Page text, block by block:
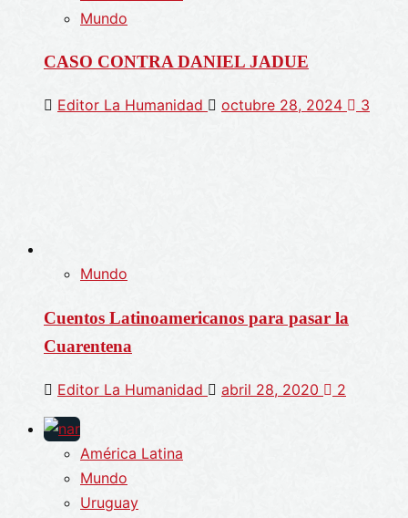
Mundo
CASO CONTRA DANIEL JADUE
Editor La Humanidad octubre 28, 2024 3
Mundo
Cuentos Latinoamericanos para pasar la
Cuarentena
Editor La Humanidad abril 28, 2020 2
América Latina
Mundo
Uruguay